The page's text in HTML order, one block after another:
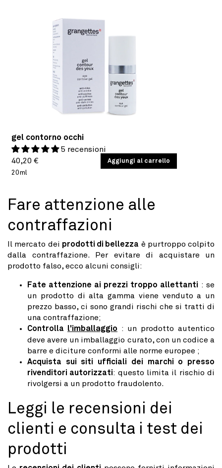
gel contorno occhi
5 recensioni
Prezzo
di
40,20 €
PREZZO
UNITARIO
/
20ml
Aggiungi al carrello
Fare attenzione alle
contraffazioni
Il mercato dei prodotti di bellezza è purtroppo colpito
dalla contraffazione. Per evitare di acquistare un
prodotto falso, ecco alcuni consigli:
Fate attenzione ai prezzi troppo allettanti : se
un prodotto di alta gamma viene venduto a un
prezzo basso, ci sono grandi rischi che si tratti di
una contraffazione;
Controlla l'imballaggio : un prodotto autentico
deve avere un imballaggio curato, con un codice a
barre e diciture conformi alle norme europee ;
Acquista sui siti ufficiali dei marchi o presso
rivenditori autorizzati: questo limita il rischio di
rivolgersi a un prodotto fraudolento.
Leggi le recensioni dei
clienti e consulta i test dei
prodotti